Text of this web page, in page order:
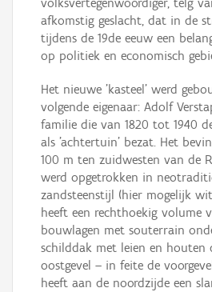
volksvertegenwoordiger, telg
afkomstig geslacht, dat in de
tijdens de 19de eeuw een
op politiek en economisch
Het nieuwe 'kasteel' werd
volgende eigenaar: Adolf
familie die van 1820 tot 1940
als 'achtertuin' bezat. Het
100 m ten zuidwesten van de
werd opgetrokken in
zandsteenstijl (hier mogelijk
heeft een rechthoekig volume
bouwlagen met souterrain
schilddak met leien en houten
oostgevel – in feite de
heeft aan de noordzijde een